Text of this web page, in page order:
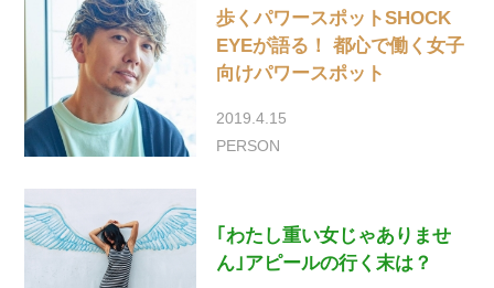
歩くパワースポットSHOCK
EYEが語る！ 都心で働く女子
向けパワースポット
2019.4.15
PERSON
｢わたし重い女じゃありませ
ん｣アピールの行く末は？